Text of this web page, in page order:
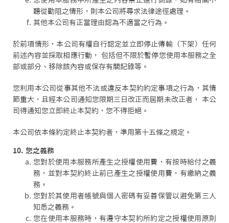
聽從勸阻之情形，則本公司將尋求法律途徑處理。
其他本公司有正當理由認為不適當之行為。
於前項情形，本公司有權自行認定並立即停止傳輸（下架）任何
前述內容並採取相應行動， 包括但不限於暫停您使用本服務之全
部或部分、移除該內容或保存有關記錄等。
您利用本公司從事其他不法或違反本契約約定事項之行為，其情
節重大，且經本公司通知您限期三日改正而屆期未改正者， 本公
司得通知您立即終止本契約，您不得拒絕。
本公司依本條約定終止本契約者，準用第十五條之規定。
10. 您之義務
您對於使用本服務所產生之授權使用費，有按時給付之義
務，並對本契約終止前已產生之授權使用費，有繳納之義
務。
您對於其使用者帳號與個人密碼有妥善保管以避免第三人
知悉之義務。
您在使用本服務時，有遵守本契約所約定之授權使用原則